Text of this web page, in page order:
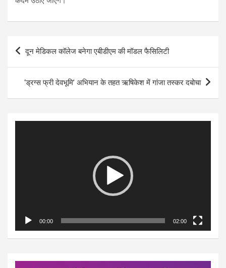
Post
navigation
दून मेडिकल कॉलेज बनेगा एबीडीएम की मॉडल फैसिलिटी
‘ड्रग्स फ्री देवभूमि’ अभियान के तहत ऋषिकेश में गांजा तस्कर दबोचा
00:00 02:00